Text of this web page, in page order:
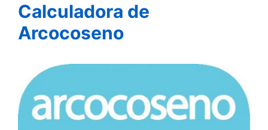
Calculadora de
Arcocoseno